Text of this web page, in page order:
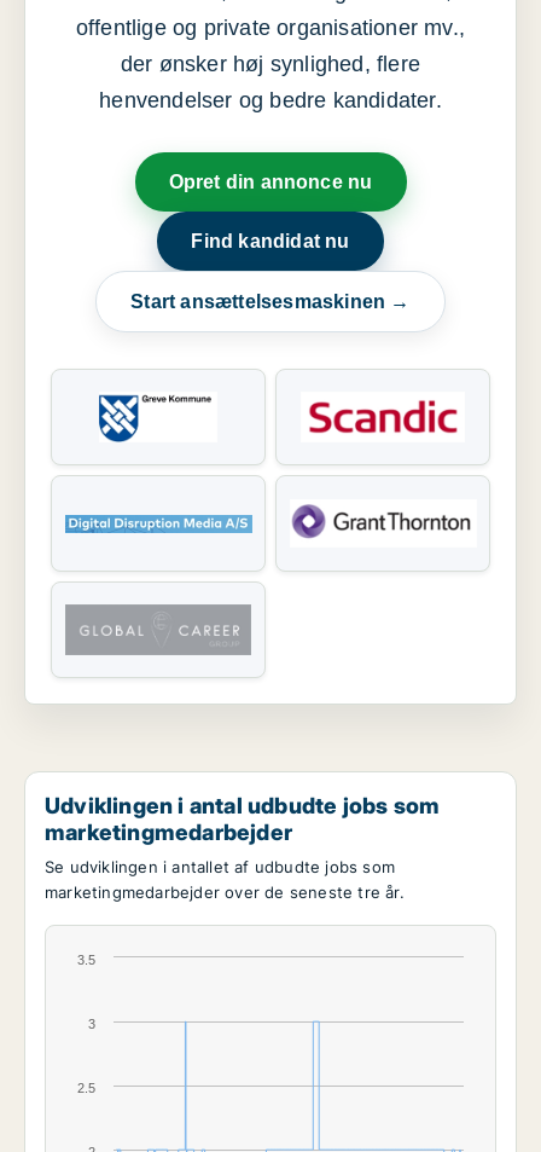
offentlige og private organisationer mv.,
der ønsker høj synlighed, flere
henvendelser og bedre kandidater.
Opret din annonce nu
Find kandidat nu
Start ansættelsesmaskinen →
Udviklingen i antal udbudte jobs som
marketingmedarbejder
Se udviklingen i antallet af udbudte jobs som
marketingmedarbejder over de seneste tre år.
2.5
3
3.5